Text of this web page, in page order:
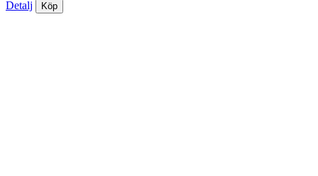
Detalj Köp